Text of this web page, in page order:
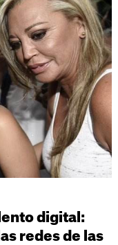
digital:
redes de las